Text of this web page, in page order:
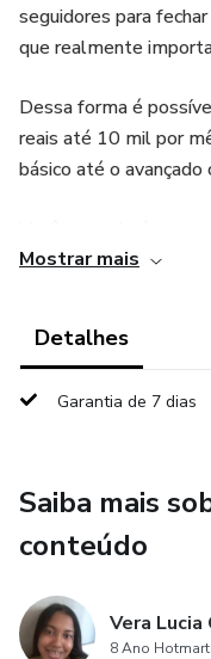
seguidores para
que realmente
Dessa forma é
reais até 10 mil por
básico até o
02. Quais
04. Quais tipos de
05. Como conseguir
06. Como realizar
Mostrar mais
Detalhes
Garantia de 7 dias
Saiba mais
conteúdo
Vera
8 Ano